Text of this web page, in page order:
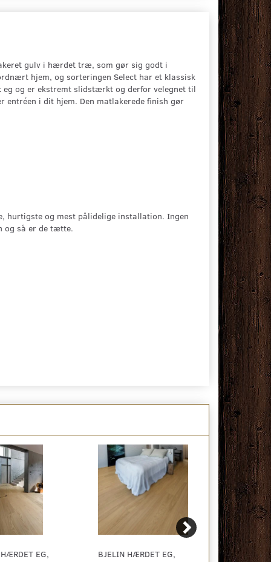
gulv i hærdet træ, som gør sig godt i
hjem, og sorteringen Select har et klassisk
og er ekstremt slidstærkt og derfor velegnet til
entréen i dit hjem. Den matlakerede finish gør
hurtigste og mest pålidelige installation. Ingen
og så er de tætte.
EG,
BJELIN HÆRDET EG,
BJELIN